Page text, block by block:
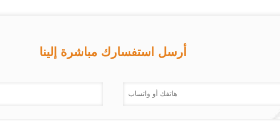
أرسل استفسارك مباشرة إلينا